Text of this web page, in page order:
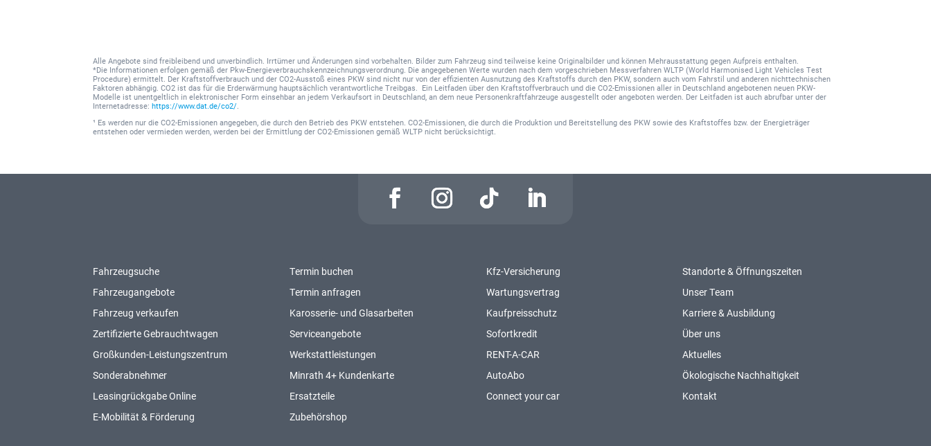
Alle Angebote sind freibleibend und unverbindlich. Irrtümer und Änderungen sind vorbehalten. Bilder zum Fahrzeug sind teilweise keine Originalbilder und können Mehrausstattung gegen Aufpreis enthalten.
*Die Informationen erfolgen gemäß der Pkw-Energieverbrauchskennzeichnungsverordnung. Die angegebenen Werte wurden nach dem vorgeschrieben Messverfahren WLTP (World Harmonised Light Vehicles Test
Procedure) ermittelt. Der Kraftstoffverbrauch und der CO2-Ausstoß eines PKW sind nicht nur von der effizienten Ausnutzung des Kraftstoffs durch den PKW, sondern auch vom Fahrstil und anderen nichttechnischen
Faktoren abhängig. CO2 ist das für die Erderwärmung hauptsächlich verantwortliche Treibgas. Ein Leitfaden über den Kraftstoffverbrauch und die CO2-Emissionen aller in Deutschland angebotenen neuen PKW-
Modelle ist unentgeltlich in elektronischer Form einsehbar an jedem Verkaufsort in Deutschland, an dem neue Personenkraftfahrzeuge ausgestellt oder angeboten werden. Der Leitfaden ist auch abrufbar unter der
Internetadresse:https://www.dat.de/co2/.
¹ Es werden nur die CO2-Emissionen angegeben, die durch den Betrieb des PKW entstehen. CO2-Emissionen, die durch die Produktion und Bereitstellung des PKW sowie des Kraftstoffes bzw. der Energieträger
entstehen oder vermieden werden, werden bei der Ermittlung der CO2-Emissionen gemäß WLTP nicht berücksichtigt.
Fahrzeugsuche
Fahrzeugangebote
Fahrzeug verkaufen
Zertifizierte Gebrauchtwagen
Großkunden-Leistungszentrum
Sonderabnehmer
Leasingrückgabe Online
E-Mobilität & Förderung
Termin buchen
Termin anfragen
Karosserie- und Glasarbeiten
Serviceangebote
Werkstattleistungen
Minrath 4+ Kundenkarte
Ersatzteile
Zubehörshop
Kfz-Versicherung
Wartungsvertrag
Kaufpreisschutz
Sofortkredit
RENT-A-CAR
AutoAbo
Connect your car
Standorte & Öffnungszeiten
Unser Team
Karriere & Ausbildung
Über uns
Aktuelles
Ökologische Nachhaltigkeit
Kontakt